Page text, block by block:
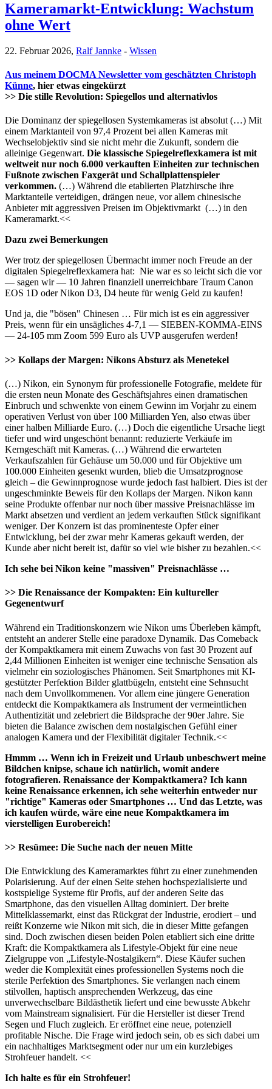
Kameramarkt-Entwicklung: Wachstum
ohne Wert
22. Februar 2026, Ralf Jannke - Wissen
Aus meinem DOCMA Newsletter vom geschätzten Christoph
Künne, hier etwas eingekürzt
>> Die stille Revolution: Spiegellos und alternativlos
Die Dominanz der spiegellosen Systemkameras ist absolut (…) Mit
einem Marktanteil von 97,4 Prozent bei allen Kameras mit
Wechselobjektiv sind sie nicht mehr die Zukunft, sondern die
alleinige Gegenwart. Die klassische Spiegelreflexkamera ist mit
weltweit nur noch 6.000 verkauften Einheiten zur technischen
Fußnote zwischen Faxgerät und Schallplattenspieler
verkommen. (…) Während die etablierten Platzhirsche ihre
Marktanteile verteidigen, drängen neue, vor allem chinesische
Anbieter mit aggressiven Preisen im Objektivmarkt (…) in den
Kameramarkt.<<
Dazu zwei Bemerkungen
Wer trotz der spiegellosen Übermacht immer noch Freude an der
digitalen Spiegelreflexkamera hat: Nie war es so leicht sich die vor
— sagen wir — 10 Jahren finanziell unerreichbare Traum Canon
EOS 1D oder Nikon D3, D4 heute für wenig Geld zu kaufen!
Und ja, die "bösen" Chinesen … Für mich ist es ein aggressiver
Preis, wenn für ein unsägliches 4-7,1 — SIEBEN-KOMMA-EINS
— 24-105 mm Zoom 599 Euro als UVP ausgerufen werden!
>> Kollaps der Margen: Nikons Absturz als Menetekel
(…) Nikon, ein Synonym für professionelle Fotografie, meldete für
die ersten neun Monate des Geschäftsjahres einen dramatischen
Einbruch und schwenkte von einem Gewinn im Vorjahr zu einem
operativen Verlust von über 100 Milliarden Yen, also etwas über
einer halben Milliarde Euro. (…) Doch die eigentliche Ursache liegt
tiefer und wird ungeschönt benannt: reduzierte Verkäufe im
Kerngeschäft mit Kameras. (…) Während die erwarteten
Verkaufszahlen für Gehäuse um 50.000 und für Objektive um
100.000 Einheiten gesenkt wurden, blieb die Umsatzprognose
gleich – die Gewinnprognose wurde jedoch fast halbiert. Dies ist der
ungeschminkte Beweis für den Kollaps der Margen. Nikon kann
seine Produkte offenbar nur noch über massive Preisnachlässe im
Markt absetzen und verdient an jedem verkauften Stück signifikant
weniger. Der Konzern ist das prominenteste Opfer einer
Entwicklung, bei der zwar mehr Kameras gekauft werden, der
Kunde aber nicht bereit ist, dafür so viel wie bisher zu bezahlen.<<
Ich sehe bei Nikon keine "massiven" Preisnachlässe …
>> Die Renaissance der Kompakten: Ein kultureller
Gegenentwurf
Während ein Traditionskonzern wie Nikon ums Überleben kämpft,
entsteht an anderer Stelle eine paradoxe Dynamik. Das Comeback
der Kompaktkamera mit einem Zuwachs von fast 30 Prozent auf
2,44 Millionen Einheiten ist weniger eine technische Sensation als
vielmehr ein soziologisches Phänomen. Seit Smartphones mit KI-
gestützter Perfektion Bilder glattbügeln, entsteht eine Sehnsucht
nach dem Unvollkommenen. Vor allem eine jüngere Generation
entdeckt die Kompaktkamera als Instrument der vermeintlichen
Authentizität und zelebriert die Bildsprache der 90er Jahre. Sie
bieten die Balance zwischen dem nostalgischen Gefühl einer
analogen Kamera und der Flexibilität digitaler Technik.<<
Hmmm … Wenn ich in Freizeit und Urlaub unbeschwert meine
Bildchen knipse, schaue ich natürlich, womit andere
fotografieren. Renaissance der Kompaktkamera? Ich kann
keine Renaissance erkennen, ich sehe weiterhin entweder nur
"richtige" Kameras oder Smartphones … Und das Letzte, was
ich kaufen würde, wäre eine neue Kompaktkamera im
vierstelligen Eurobereich!
>> Resümee: Die Suche nach der neuen Mitte
Die Entwicklung des Kameramarktes führt zu einer zunehmenden
Polarisierung. Auf der einen Seite stehen hochspezialisierte und
kostspielige Systeme für Profis, auf der anderen Seite das
Smartphone, das den visuellen Alltag dominiert. Der breite
Mittelklassemarkt, einst das Rückgrat der Industrie, erodiert – und
reißt Konzerne wie Nikon mit sich, die in dieser Mitte gefangen
sind. Doch zwischen diesen beiden Polen etabliert sich eine dritte
Kraft: die Kompaktkamera als Lifestyle-Objekt für eine neue
Zielgruppe von „Lifestyle-Nostalgikern“. Diese Käufer suchen
weder die Komplexität eines professionellen Systems noch die
sterile Perfektion des Smartphones. Sie verlangen nach einem
stilvollen, haptisch ansprechenden Werkzeug, das eine
unverwechselbare Bildästhetik liefert und eine bewusste Abkehr
vom Mainstream signalisiert. Für die Hersteller ist dieser Trend
Segen und Fluch zugleich. Er eröffnet eine neue, potenziell
profitable Nische. Die Frage wird jedoch sein, ob es sich dabei um
ein nachhaltiges Marktsegment oder nur um ein kurzlebiges
Strohfeuer handelt. <<
Ich halte es für ein Strohfeuer!